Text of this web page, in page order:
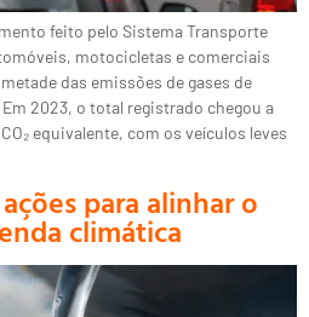
feito pelo Sistema Transporte
motocicletas e comerciais
das emissões de gases de
2023, o total registrado chegou a
equivalente, com os veículos leves
para alinhar o
climática